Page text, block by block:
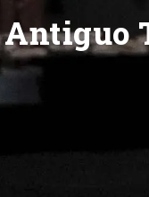
Antiguo